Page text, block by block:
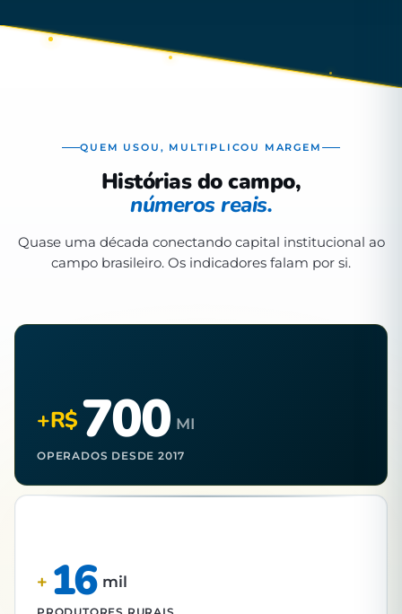
QUEM USOU, MULTIPLICOU MARGEM
Histórias do campo,
números reais.
Quase uma década conectando capital institucional ao
campo brasileiro. Os indicadores falam por si.
+R$700 MI
OPERADOS DESDE 2017
+ 16 mil